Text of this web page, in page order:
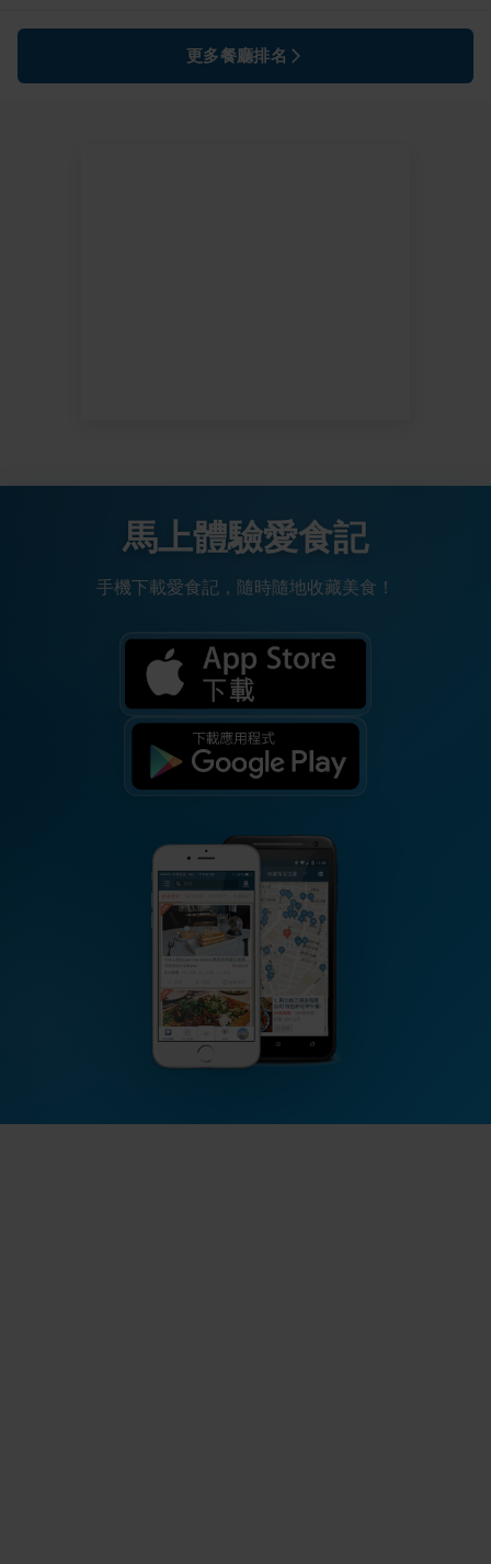
更多餐廳排名
馬上體驗愛食記
手機下載愛食記，隨時隨地收藏美食！